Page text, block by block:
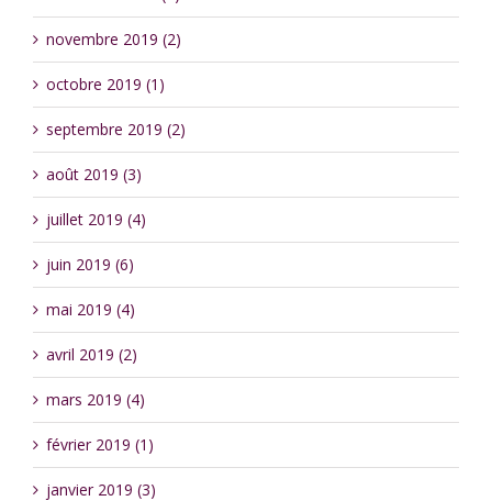
novembre 2019 (2)
octobre 2019 (1)
septembre 2019 (2)
août 2019 (3)
juillet 2019 (4)
juin 2019 (6)
mai 2019 (4)
avril 2019 (2)
mars 2019 (4)
février 2019 (1)
janvier 2019 (3)